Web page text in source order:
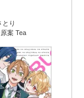
り
案 Tea